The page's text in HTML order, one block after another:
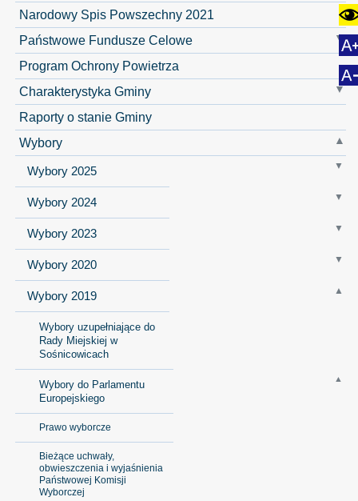
Narodowy Spis Powszechny 2021
Państwowe Fundusze Celowe
Program Ochrony Powietrza
Charakterystyka Gminy
Raporty o stanie Gminy
Wybory
Wybory 2025
Wybory 2024
Wybory 2023
Wybory 2020
Wybory 2019
Wybory uzupełniające do
Rady Miejskiej w
Sośnicowicach
Wybory do Parlamentu
Europejskiego
Prawo wyborcze
Bieżące uchwały,
obwieszczenia i wyjaśnienia
Państwowej Komisji
Wyborczej